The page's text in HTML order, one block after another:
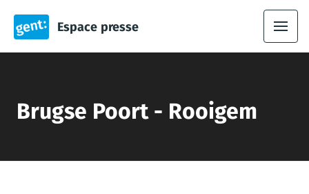
Espace presse
Brugse Poort - Rooigem